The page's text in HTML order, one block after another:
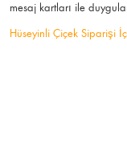
mesaj kartları ile
Hüseyinli Çiçek Siparişi